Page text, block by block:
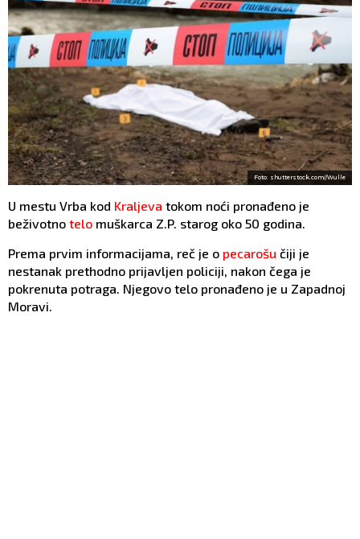
Foto: shutterstock.com//Wulle
U mestu Vrba kod Kraljeva tokom noći pronađeno je
beživotno telo muškarca Z.P. starog oko 50 godina.
Prema prvim informacijama, reč je o pecarošu čiji je
nestanak prethodno prijavljen policiji, nakon čega je
pokrenuta potraga. Njegovo telo pronađeno je u Zapadnoj
Moravi.